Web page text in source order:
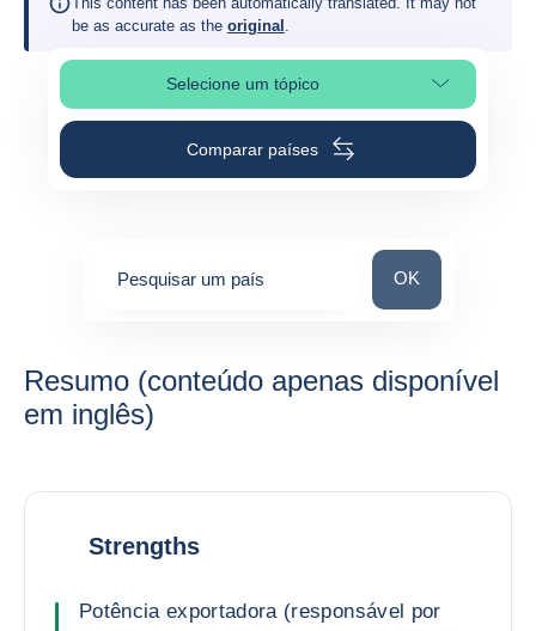
be as accurate as the original .
Selecione um tópicoSelecionar a secção da página
Comparar países
Pesquisar um país Pesquisar um
OK
Resumo (conteúdo apenas disponível
em inglês)
Strengths
Potência exportadora (responsável por